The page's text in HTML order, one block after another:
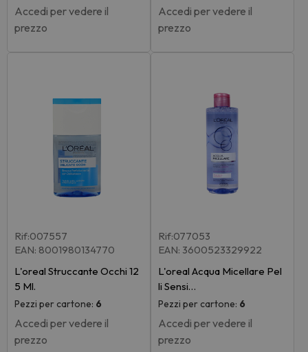
Accedi per vedere il
prezzo
Accedi per vedere il
prezzo
Rif:007557
EAN: 8001980134770
L'oreal Struccante Occhi 12
5 Ml.
Pezzi per cartone: 6
Accedi per vedere il
prezzo
Rif:077053
EAN: 3600523329922
L'oreal Acqua Micellare Pel
li Sensi…
Pezzi per cartone: 6
Accedi per vedere il
prezzo